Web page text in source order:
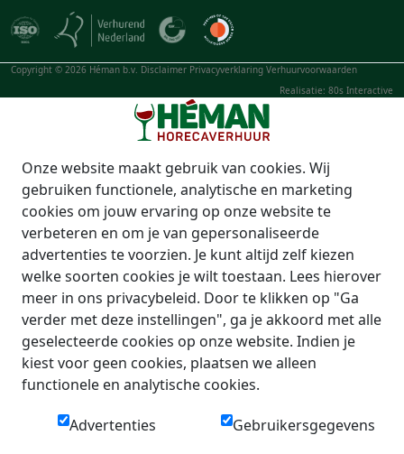
Copyright © 2026 Héman b.v. Disclaimer Privacyverklaring Verhuurvoorwaarden
Realisatie: 80s Interactive
Onze website maakt gebruik van cookies. Wij
gebruiken functionele, analytische en marketing
cookies om jouw ervaring op onze website te
verbeteren en om je van gepersonaliseerde
advertenties te voorzien. Je kunt altijd zelf kiezen
welke soorten cookies je wilt toestaan. Lees hierover
meer in ons privacybeleid. Door te klikken op "Ga
verder met deze instellingen", ga je akkoord met alle
geselecteerde cookies op onze website. Indien je
kiest voor geen cookies, plaatsen we alleen
functionele en analytische cookies.
Advertenties Gebruikersgegevens